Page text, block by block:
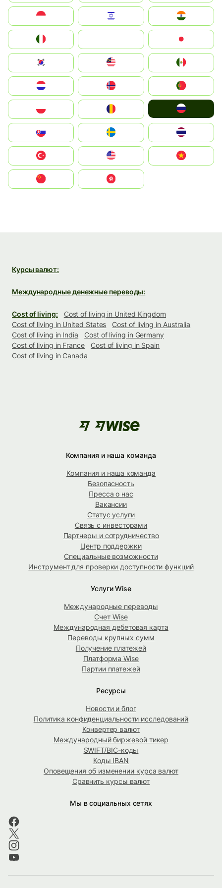
South Korea
United States
中國香港特別行政區
Курсы валют:
Международные денежные переводы:
Cost of living:
Cost of living in United Kingdom
Cost of living in United States
Cost of living in Australia
Cost of living in India
Cost of living in Germany
Cost of living in France
Cost of living in Spain
Cost of living in Canada
Компания и наша команда
Компания и наша команда
Безопасность
Пресса о нас
Вакансии
Статус услуги
Связь с инвесторами
Партнеры и сотрудничество
Центр поддержки
Специальные возможности
Инструмент для проверки доступности функций
Услуги Wise
Международные переводы
Счет Wise
Международная дебетовая карта
Переводы крупных сумм
Получение платежей
Платформа Wise
Партии платежей
Ресурсы
Новости и блог
Политика конфиденциальности исследований
Конвертер валют
Международный биржевой тикер
SWIFT/BIC-коды
Коды IBAN
Оповещения об изменении курса валют
Сравнить курсы валют
Мы в социальных сетях